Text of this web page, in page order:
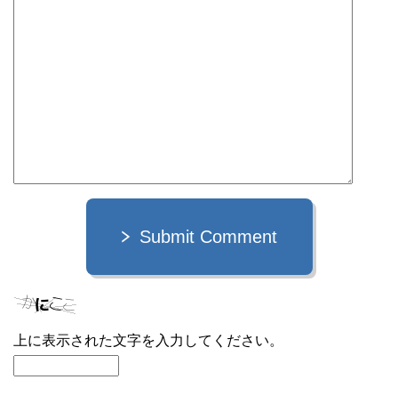
Submit Comment
上に表示された文字を入力してください。